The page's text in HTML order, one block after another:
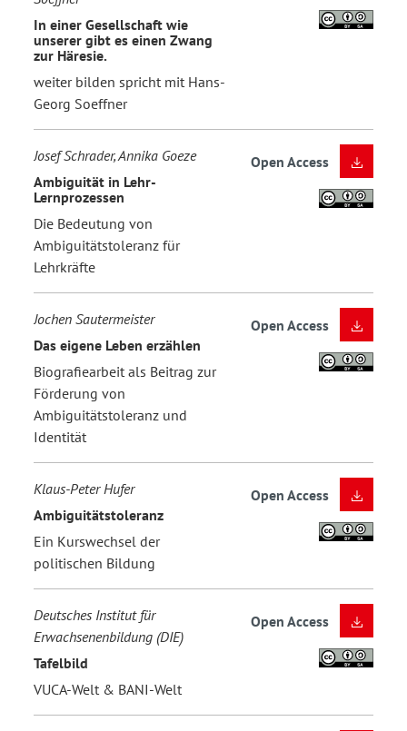
In einer Gesellschaft wie
unserer gibt es einen Zwang
zur Häresie.
weiter bilden spricht mit Hans-
Georg Soeffner
Josef Schrader, Annika Goeze
Ambiguität in Lehr-
Lernprozessen
Die Bedeutung von
Ambiguitätstoleranz für
Lehrkräfte
Open Access
Jochen Sautermeister
Das eigene Leben erzählen
Biografiearbeit als Beitrag zur
Förderung von
Ambiguitätstoleranz und
Identität
Open Access
Klaus-Peter Hufer
Ambiguitätstoleranz
Ein Kurswechsel der
politischen Bildung
Open Access
Deutsches Institut für
Erwachsenenbildung (DIE)
Tafelbild
VUCA-Welt & BANI-Welt
Open Access